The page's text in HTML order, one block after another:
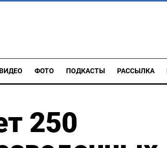
ФОТО ПОДКАСТЫ РАССЫЛКА
250